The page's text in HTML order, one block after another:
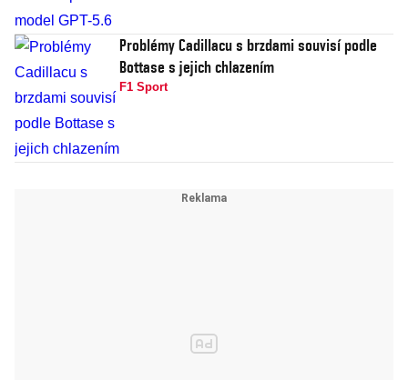
Problémy Cadillacu s brzdami souvisí podle
Bottase s jejich chlazením
F1 Sport